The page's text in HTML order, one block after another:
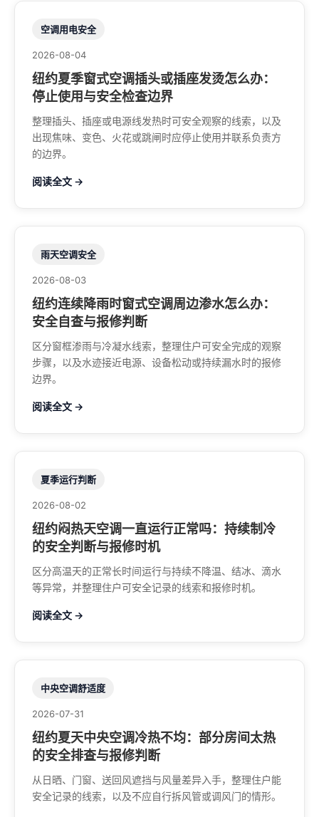
空调用电安全
2026-08-04
纽约夏季窗式空调插头或插座发烫怎么办：
停止使用与安全检查边界
整理插头、插座或电源线发热时可安全观察的线索，以及
出现焦味、变色、火花或跳闸时应停止使用并联系负责方
的边界。
阅读全文 →
雨天空调安全
2026-08-03
纽约连续降雨时窗式空调周边渗水怎么办：
安全自查与报修判断
区分窗框渗雨与冷凝水线索，整理住户可安全完成的观察
步骤，以及水迹接近电源、设备松动或持续漏水时的报修
边界。
阅读全文 →
夏季运行判断
2026-08-02
纽约闷热天空调一直运行正常吗：持续制冷
的安全判断与报修时机
区分高温天的正常长时间运行与持续不降温、结冰、滴水
等异常，并整理住户可安全记录的线索和报修时机。
阅读全文 →
中央空调舒适度
2026-07-31
纽约夏天中央空调冷热不均：部分房间太热
的安全排查与报修判断
从日晒、门窗、送回风遮挡与风量差异入手，整理住户能
安全记录的线索，以及不应自行拆风管或调风门的情形。